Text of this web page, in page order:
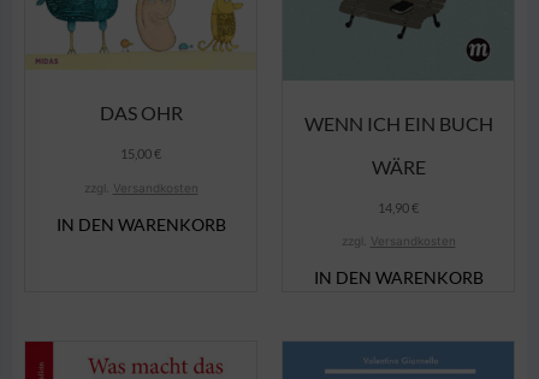
DAS OHR
15,00€
zzgl. Versandkosten
IN DEN WARENKORB
WENN ICH EIN BUCH
WÄRE
14,90€
zzgl. Versandkosten
IN DEN WARENKORB